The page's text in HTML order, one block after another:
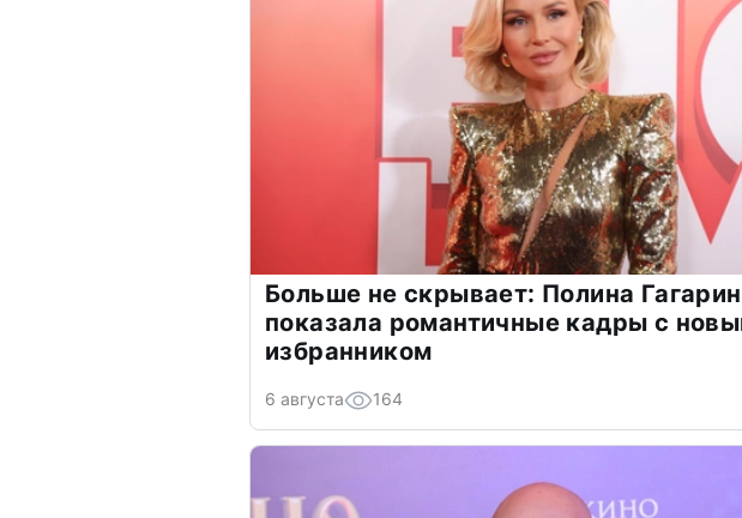
Больше не скрывает: Полина
показала романтичные кадры с
избранником
6 августа 164